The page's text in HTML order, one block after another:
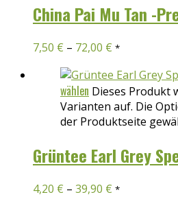
China Pai Mu Tan -
7,50 € – 72,00 € *
wählen Dieses Produkt
Varianten auf. Die
der Produktseite
Grüntee Earl Grey
4,20 € – 39,90 € *